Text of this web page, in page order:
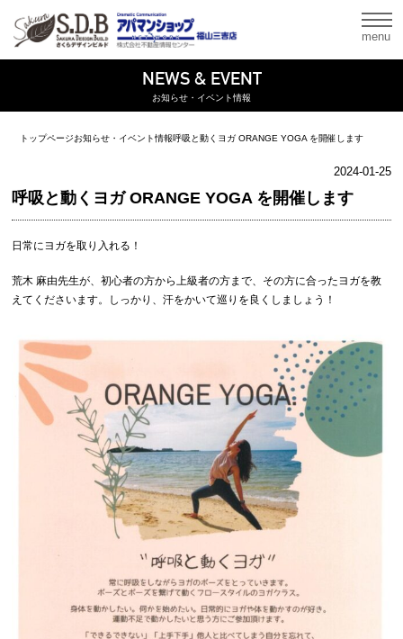
menu
NEWS & EVENT
お知らせ・イベント情報
トップページお知らせ・イベント情報呼吸と動くヨガ ORANGE YOGA を開催します
2024-01-25
呼吸と動くヨガ ORANGE YOGA を開催します
日常にヨガを取り入れる！
荒木 麻由先生が、初心者の方から上級者の方まで、その方に合ったヨガを教
えてくださいます。しっかり、汗をかいて巡りを良くしましょう！